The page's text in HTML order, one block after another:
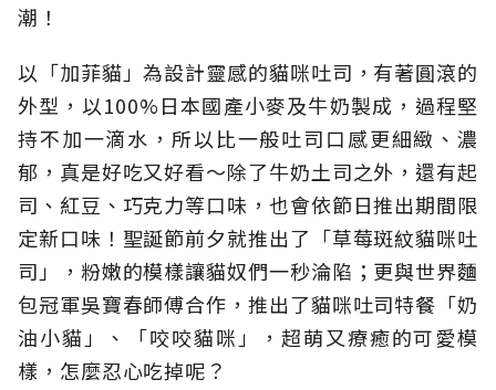
潮！
以「加菲貓」為設計靈感的貓咪吐司，有著圓滾的
外型，以100%日本國產小麥及牛奶製成，過程堅
持不加一滴水，所以比一般吐司口感更細緻、濃
郁，真是好吃又好看～除了牛奶土司之外，還有起
司、紅豆、巧克力等口味，也會依節日推出期間限
定新口味！聖誕節前夕就推出了「草莓斑紋貓咪吐
司」，粉嫩的模樣讓貓奴們一秒淪陷；更與世界麵
包冠軍吳寶春師傅合作，推出了貓咪吐司特餐「奶
油小貓」、「咬咬貓咪」，超萌又療癒的可愛模
樣，怎麼忍心吃掉呢？